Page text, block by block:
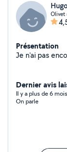
Olivet
Présentation
Dernier avis
Il y a plus de 6 mois
On parle